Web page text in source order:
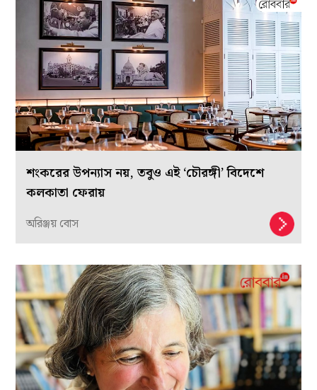
শংকরের উপন্যাস নয়, তবুও এই ‘চৌরঙ্গী’ বিদেশে
কলকাতা ফেরায়
অরিঞ্জয় বোস